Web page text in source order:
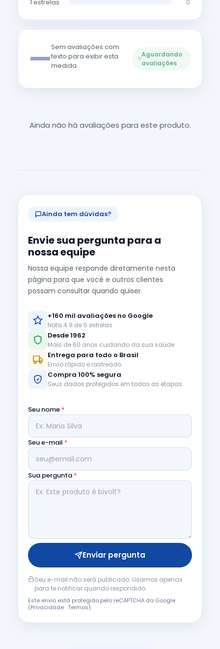
1 estrelas 0
—Sem avaliações com
texto para exibir esta
medida.
Aguardando
avaliações
Ainda não há avaliações para este produto.
Ainda tem dúvidas?
Envie sua pergunta para a
nossa equipe
Nossa equipe responde diretamente nesta
página para que você e outros clientes
possam consultar quando quiser.
+160 mil avaliações no Google
Nota 4.9 de 5 estrelas
Desde 1962
Mais de 60 anos cuidando da sua saúde
Entrega para todo o Brasil
Envio rápido e rastreado
Compra 100% segura
Seus dados protegidos em todas as etapas
Seu nome *
Seu e-mail *
Sua pergunta *
Enviar pergunta
Seu e-mail não será publicado. Usamos apenas
para te notificar quando respondido.
Este envio está protegido pelo reCAPTCHA da Google
(Privacidade·Termos).